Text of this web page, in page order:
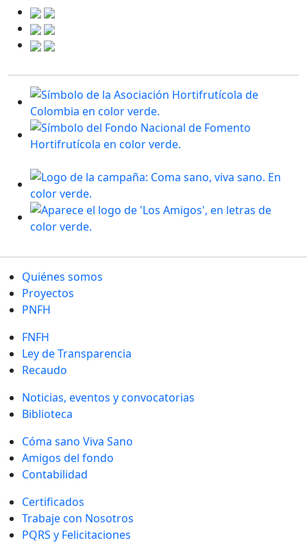
Quiénes somos
Proyectos
PNFH
FNFH
Ley de Transparencia
Recaudo
Noticias, eventos y convocatorias
Biblioteca
Cóma sano Viva Sano
Amigos del fondo
Contabilidad
Certificados
Trabaje con Nosotros
PQRS y Felicitaciones